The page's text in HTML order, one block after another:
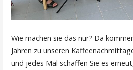
Wie machen sie das nur? Da
Jahren zu unseren
und jedes Mal schaffen Sie es